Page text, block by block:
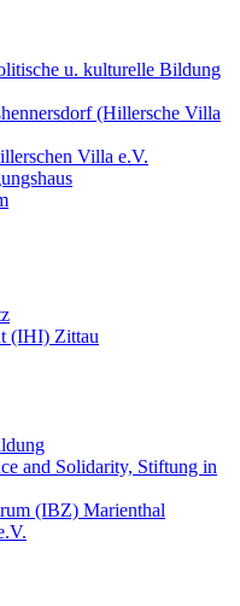
u. kulturelle Bildung
(Hillersche Villa
Villa e.V.
(IHI) Zittau
and Solidarity, Stiftung in
(IBZ) Marienthal